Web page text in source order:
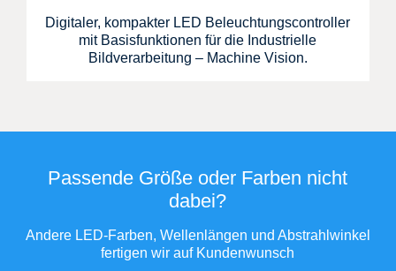
Digitaler, kompakter LED Beleuchtungscontroller
mit Basisfunktionen für die Industrielle
Bildverarbeitung – Machine Vision.
Passende Größe oder Farben nicht
dabei?
Andere LED-Farben, Wellenlängen und Abstrahlwinkel
fertigen wir auf Kundenwunsch